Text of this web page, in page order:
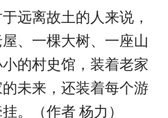
远离故土的人来说，
、一棵大树、一座山
的村史馆，装着老家
未来，还装着每个游
。（作者 杨力）